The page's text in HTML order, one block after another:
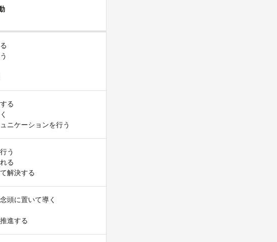
る
ニケーションを行う
う
る
解決する
頭に置いて導く
進する